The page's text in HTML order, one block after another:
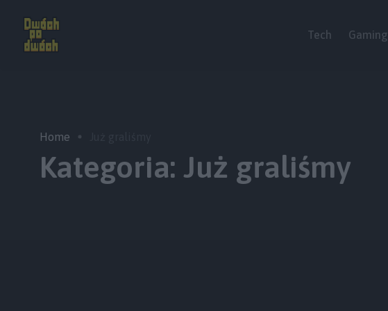
Tech Gaming
Home
Kategoria: Już graliśmy